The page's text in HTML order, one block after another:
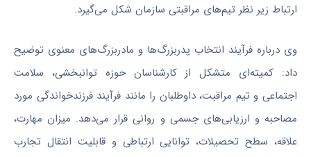
ارتباط زیر نظر تیم‌های مراقبتی سازمان شکل می‌گیرد.
وی درباره فرآیند انتخاب پدربزرگ‌ها و مادربزرگ‌های معنوی توضیح
داد: کمیته‌ای متشکل از کارشناسان حوزه توانبخشی، سلامت
اجتماعی و تیم مراقبت، داوطلبان را مانند فرآیند فرزندخواندگی مورد
مصاحبه و ارزیابی‌های جسمی و روانی قرار می‌دهد. میزان مهارت،
علاقه، سطح تحصیلات، توانایی ارتباطی و قابلیت انتقال تجارب